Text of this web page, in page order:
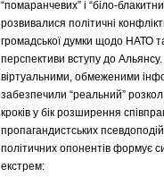
“помаранчевих” і “біло-
розвивалися політичні
громадської думки щодо НАТО
перспективи вступу до
віртуальними, обмеженими
забезпечили “реальний”
кроків у бік розширення
пропагандистських
політичних опонентів формує
екстрем: